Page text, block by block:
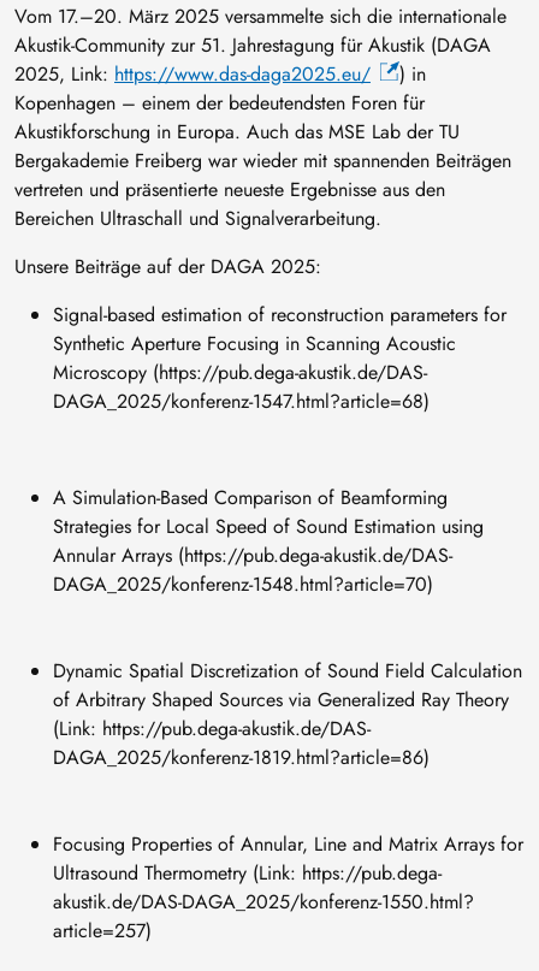
Vom 17.–20. März 2025 versammelte sich die internationale
Akustik-Community zur 51. Jahrestagung für Akustik (DAGA
2025, Link: https://www.das-daga2025.eu/
) in
Kopenhagen – einem der bedeutendsten Foren für
Akustikforschung in Europa. Auch das MSE Lab der TU
Bergakademie Freiberg war wieder mit spannenden Beiträgen
vertreten und präsentierte neueste Ergebnisse aus den
Bereichen Ultraschall und Signalverarbeitung.
Unsere Beiträge auf der DAGA 2025:
Signal-based estimation of reconstruction parameters for
Synthetic Aperture Focusing in Scanning Acoustic
Microscopy (https://pub.dega-akustik.de/DAS-
DAGA_2025/konferenz-1547.html?article=68)
A Simulation-Based Comparison of Beamforming
Strategies for Local Speed of Sound Estimation using
Annular Arrays (https://pub.dega-akustik.de/DAS-
DAGA_2025/konferenz-1548.html?article=70)
Dynamic Spatial Discretization of Sound Field Calculation
of Arbitrary Shaped Sources via Generalized Ray Theory
(Link: https://pub.dega-akustik.de/DAS-
DAGA_2025/konferenz-1819.html?article=86)
Focusing Properties of Annular, Line and Matrix Arrays for
Ultrasound Thermometry (Link: https://pub.dega-
akustik.de/DAS-DAGA_2025/konferenz-1550.html?
article=257)